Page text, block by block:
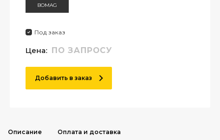
BOMAG
Под заказ
Цена: ПО ЗАПРОСУ
Добавить в заказ
Описание Оплата и доставка